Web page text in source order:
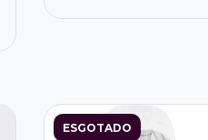
ESGOTADO